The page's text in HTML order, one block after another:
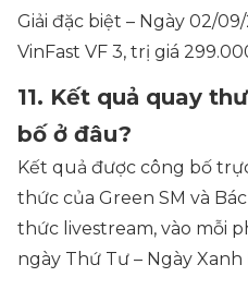
Giải đặc biệt – Ngày 02/
VinFast VF 3, trị giá
11. Kết quả quay
bố ở đâu?
Kết quả được công bố
thức của Green SM và
thức livestream, vào mỗi
ngày Thứ Tư – Ngày